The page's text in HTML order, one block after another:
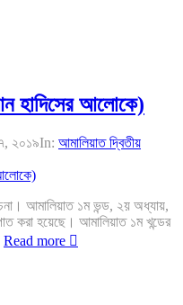
হাদিসের আলোকে)
২০১৯In: আমালিয়াত দ্বিতীয়
আমালিয়াত ১ম ভন্ড, ২য় অধ্যায়,
করা হয়েছে। আমালিয়াত ১ম খন্ডের
Read more